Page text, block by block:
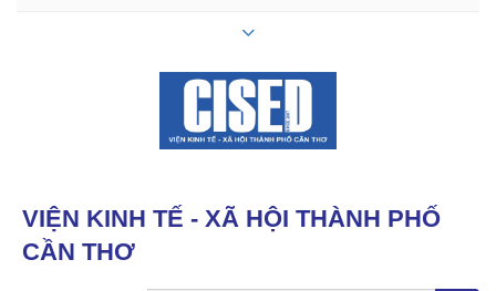
VIỆN KINH TẾ - XÃ HỘI THÀNH PHỐ
CẦN THƠ